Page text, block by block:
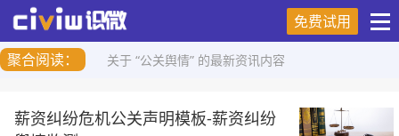
免费试用
聚合阅读：
关于 “公关舆情” 的最新资讯内容
薪资纠纷危机公关声明模板-薪资纠纷